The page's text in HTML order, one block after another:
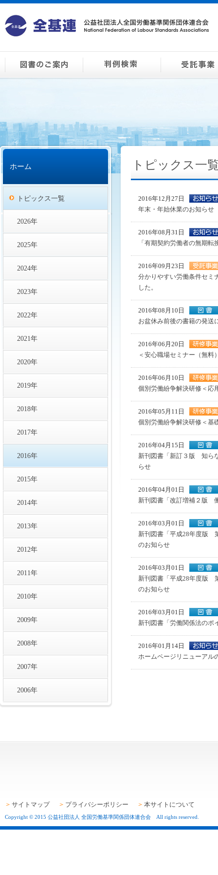
ホーム
トピックス一覧
2026年
2025年
2024年
2023年
2022年
2021年
2020年
2019年
2018年
2017年
2016年
2015年
2014年
2013年
2012年
2011年
2010年
2009年
2008年
2007年
2006年
トピックス一
2016年12月27日
年末・年始休業のお知らせ
2016年08月31日
「有期契約労働者の無期
2016年09月23日
分かりやすい労働条件セミ
した。
2016年08月10日
お盆休み前後の書籍の発送
2016年06月20日
＜安心職場セミナー（無料
2016年06月10日
個別労働紛争解決研修＜応
2016年05月11日
個別労働紛争解決研修＜基
2016年04月15日
新刊図書「新訂３版 知ら
らせ
2016年04月01日
新刊図書「改訂増補２版
2016年03月01日
新刊図書「平成28年度版
のお知らせ
2016年03月01日
新刊図書「平成28年度版
のお知らせ
2016年03月01日
新刊図書「労働関係法のポ
2016年01月14日
ホームページリニューアル
サイトマップ プライバシーポリシー 本サイトについて
Copyright © 2015 公益社団法人 全国労働基準関係団体連合会 All rights reserved.